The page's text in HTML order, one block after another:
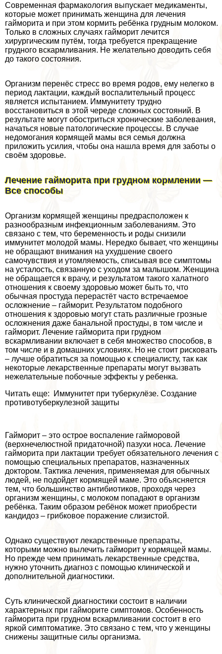
Современная фармакология выпускает медикаменты,
которые может принимать женщина для лечения
гайморита и при этом кормить ребёнка грудным молоком.
Только в сложных случаях гайморит лечится
хирургическим путём, тогда требуется прекращение
грудного вскармливания. Не желательно доводить себя
до такого состояния.
Организм перенёс стресс во время родов, ему нелегко в
период лактации, каждый воспалительный процесс
является испытанием. Иммунитету трудно
восстановиться в этой череде сложных состояний. В
результате могут обостриться хронические заболевания,
начаться новые патологические процессы. В случае
недомогания кормящей мамы вся семья должна
приложить усилия, чтобы она нашла время для заботы о
своём здоровье.
Лечение гайморита при грудном кормлении —
Все способы
Организм кормящей женщины предрасположен к
разнообразным инфекционным заболеваниям. Это
связано с тем, что беременность и роды снизили
иммунитет молодой мамы. Нередко бывает, что женщины
не обращают внимания на ухудшение своего
самочувствия и утомляемость, списывая все симптомы
на усталость, связанную с уходом за малышом. Женщина
не обращается к врачу, и результатом такого халатного
отношения к своему здоровью может быть то, что
обычная простуда перерастёт часто встречаемое
осложнение – гайморит. Результатом подобного
отношения к здоровью могут стать различные грозные
осложнения даже бaнaльной простуды, в том числе и
гайморит. Лечение гайморита при грудном
вскармливании включает в себя множество способов, в
том числе и в домашних условиях. Но не стоит рисковать
– лучше обратиться за помощью к специалисту, так как
некоторые лекарственные препараты могут вызвать
нежелательные побочные эффекты у ребенка.
Читать еще: Иммунитет при туберкулёзе. Создание
противотуберкулезной защиты
Гайморит – это острое воспаление гайморовой
(верхнечелюстной придаточной) пазухи носа. Лечение
гайморита при лактации требует обязательного лечения с
помощью специальных препаратов, назначенных
доктором. Тактика лечения, применяемая для обычных
людей, не подойдет кормящей маме. Это объясняется
тем, что большинство антибиотиков, проходя через
организм женщины, с молоком попадают в организм
ребёнка. Таким образом ребёнок может приобрести
кандидоз – грибковое поражение слизистой.
Однако существуют лекарственные препараты,
которыми можно вылечить гайморит у кормящей мамы.
Но прежде чем принимать лекарственные средства,
нужно уточнить диагноз с помощью клинической и
дополнительной диагностики.
Суть клинической диагностики состоит в наличии
хаpaктерных при гайморите симптомов. Особенность
гайморита при грудном вскармливании состоит в его
яркой симптоматике. Это связано с тем, что у женщины
снижены защитные силы организма.